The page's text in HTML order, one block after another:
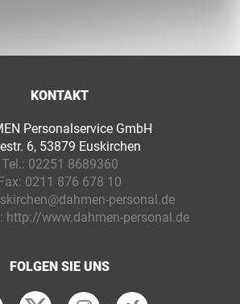
KONTAKT
Personalservice GmbH
6, 53879 Euskirchen
Tel.: 02251 8689360
0211 876 678 10
personal.de
http://www.dahmen-personal.de
FOLGEN SIE UNS